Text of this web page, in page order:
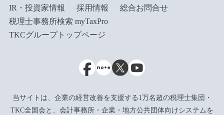
IR・投資家情報
採用情報
総合お問合せ
税理士事務所検索 myTaxPro
TKCグループトップページ
当サイトは、企業の経営改善を支援する1万名超の税理士集団・
TKC全国会と、会計事務所・企業・地方公共団体向けシステムを